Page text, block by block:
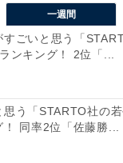
フジオカ（66票）
一週間
すごいと思う「
ンキング！ 2位「...
う「STARTO社の
！ 同率2位「佐藤勝...